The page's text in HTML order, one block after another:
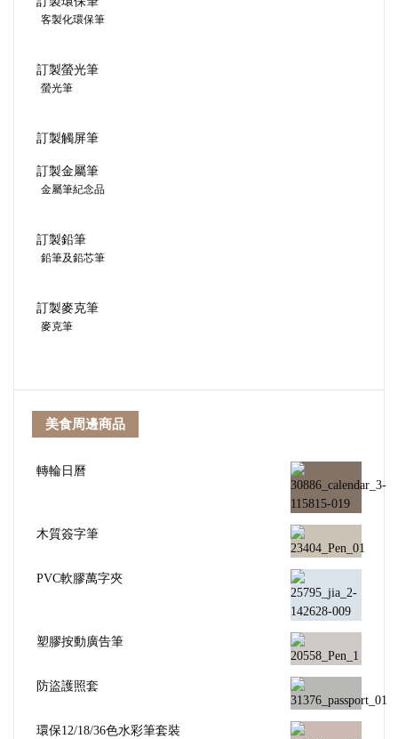
客製化環保筆
訂製螢光筆
螢光筆
訂製觸屏筆
訂製金屬筆
金屬筆紀念品
訂製鉛筆
鉛筆及鉛芯筆
訂製麥克筆
麥克筆
美食周邊商品
轉輪日曆
木質簽字筆
PVC軟膠萬字夾
塑膠按動廣告筆
防盜護照套
環保12/18/36色水彩筆套裝